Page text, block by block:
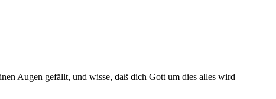
Augen gefällt, und wisse, daß dich Gott um dies alles wird